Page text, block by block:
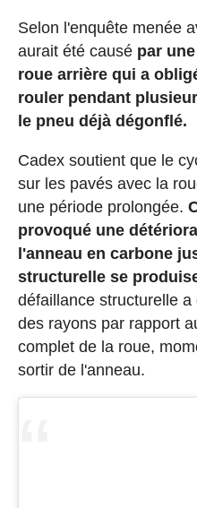
Selon l'enquête menée
aurait été causé par
roue arrière qui a
rouler pendant
le pneu déjà dégonflé.
Cadex soutient que le
sur les pavés avec la
une période prolongée.
provoqué une
l'anneau en carbone
structurelle se
défaillance structurelle
des rayons par rapport
complet de la roue,
sortir de l'anneau.